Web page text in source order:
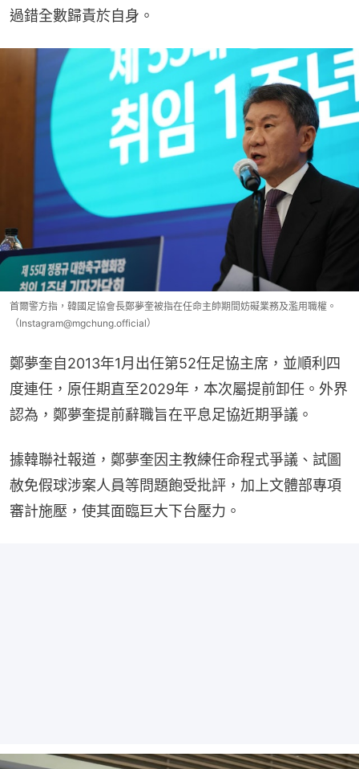
過錯全數歸責於自身。
首爾警方指，韓國足協會長鄭夢奎被指在任命主帥期間妨礙業務及濫用職權。
（Instagram@mgchung.official）
鄭夢奎自2013年1月出任第52任足協主席，並順利四
度連任，原任期直至2029年，本次屬提前卸任。外界
認為，鄭夢奎提前辭職旨在平息足協近期爭議。
據韓聯社報道，鄭夢奎因主教練任命程式爭議、試圖
赦免假球涉案人員等問題飽受批評，加上文體部專項
審計施壓，使其面臨巨大下台壓力。